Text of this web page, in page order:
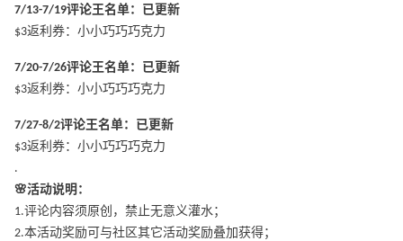
7/13-7/19评论王名单：已更新
$3返利券：小小巧巧巧克力
7/20-7/26评论王名单：已更新
$3返利券：小小巧巧巧克力
7/27-8/2评论王名单：已更新
$3返利券：小小巧巧巧克力
.
🌸活动说明：
1.评论内容须原创，禁止无意义灌水；
2.本活动奖励可与社区其它活动奖励叠加获得；